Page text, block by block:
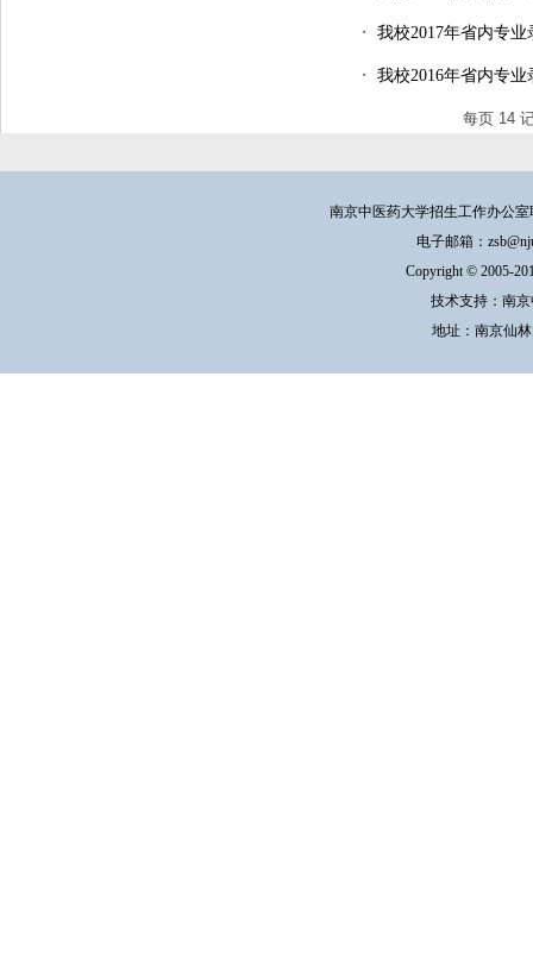
・ 我校2017年省内专业
・ 我校2016年省内专业
每页 14
南京中医药大学招生工作办公室
电子邮箱：
Copyright © 2005-
技术支持：南
地址：南京仙